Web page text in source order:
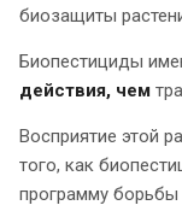
биозащиты
Биопестициды
действия, чем
Восприятие этой
того, как
программу борьбы